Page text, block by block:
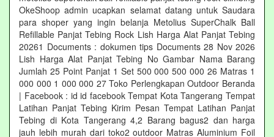
OkeShoop admin ucapkan selamat datang untuk Saudara
para shoper yang ingin belanja Metolius SuperChalk Ball
Refillable Panjat Tebing Rock Lish Harga Alat Panjat Tebing
20261 Documents : dokumen tips Documents 28 Nov 2026
Lish Harga Alat Panjat Tebing No Gambar Nama Barang
Jumlah 25 Point Panjat 1 Set 500 000 500 000 26 Matras 1
000 000 1 000 000 27 Toko Perlengkapan Outdoor Beranda
| Facebook : id id facebook Tempat Kota Tangerang Tempat
Latihan Panjat Tebing Kirim Pesan Tempat Latihan Panjat
Tebing di Kota Tangerang 4,2 Barang bagus2 dan harga
jauh lebih murah dari toko2 outdoor Matras Aluminium Foil